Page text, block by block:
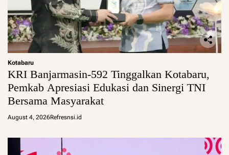
Kotabaru
KRI Banjarmasin-592 Tinggalkan Kotabaru,
Pemkab Apresiasi Edukasi dan Sinergi TNI
Bersama Masyarakat
August 4, 2026Refresnsi.id